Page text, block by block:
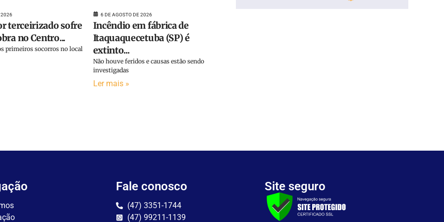
2026
terceirizado sofre
no Centro...
primeiros socorros no local
6 DE AGOSTO DE 2026
Incêndio em fábrica de
Itaquaquecetuba (SP) é
extinto...
Não houve feridos e causas estão sendo
investigadas
Ler mais »
Fale conosco
(47) 3351-1744
(47) 99211-1139
Site seguro